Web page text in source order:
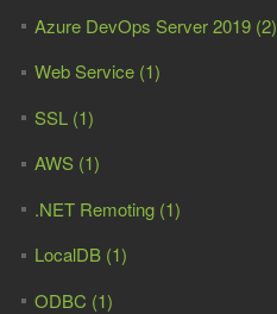
Azure DevOps Server 2019 (2)
Web Service (1)
SSL (1)
AWS (1)
.NET Remoting (1)
LocalDB (1)
ODBC (1)